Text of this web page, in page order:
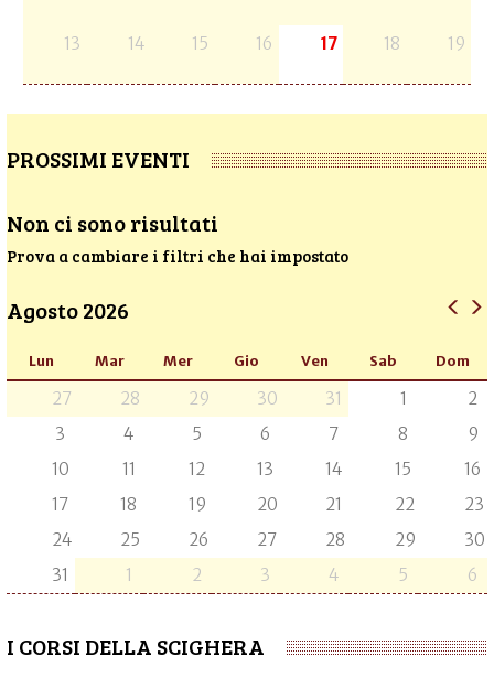
13 14 15 16 17 18 19
PROSSIMI EVENTI
Non ci sono risultati
Prova a cambiare i filtri che hai impostato
Agosto 2026
Lun Mar Mer Gio Ven Sab Dom
27 28 29 30 31 1
2
3
4 5 6 7 8
9
10
11 12 13 14 15
16
17
18 19 20 21 22
23
24
25 26 27 28 29
30
31
1 2 3 4 5 6
I CORSI DELLA SCIGHERA